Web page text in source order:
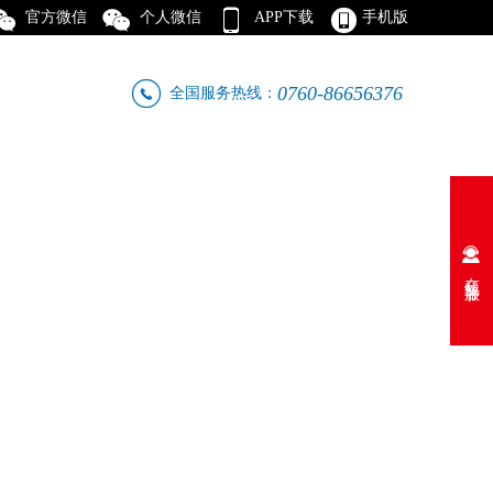
官方微信  个人微信  APP下载  手机版
全国服务热线： 0760-86656376
